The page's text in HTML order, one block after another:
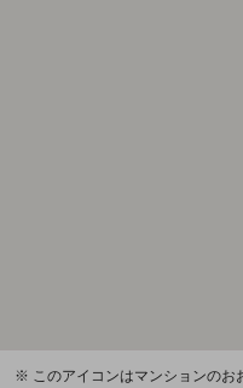
※ このアイコンはマンションのお